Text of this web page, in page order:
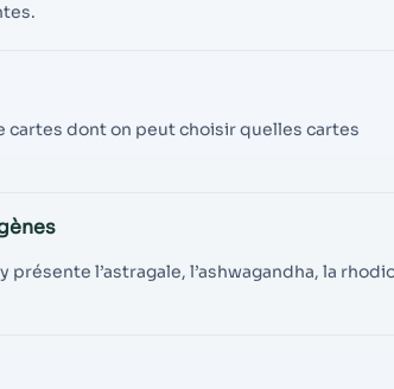
cartes dont on peut choisir quelles cartes
l’astragale, l’ashwagandha, la